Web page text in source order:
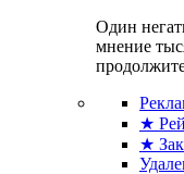
Один
мнение
★
★